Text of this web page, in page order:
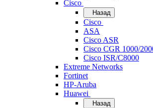
Cisco
Назад
Cisco
ASA
Cisco ASR
Cisco CGR 1000/
Cisco ISR/С8000
Extreme Networks
Fortinet
HP-Aruba
Huawei
Назад